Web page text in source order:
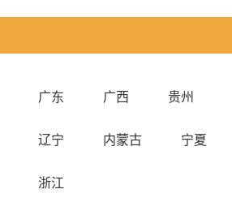
广东 广西 贵州
辽宁 内蒙古 宁夏
浙江